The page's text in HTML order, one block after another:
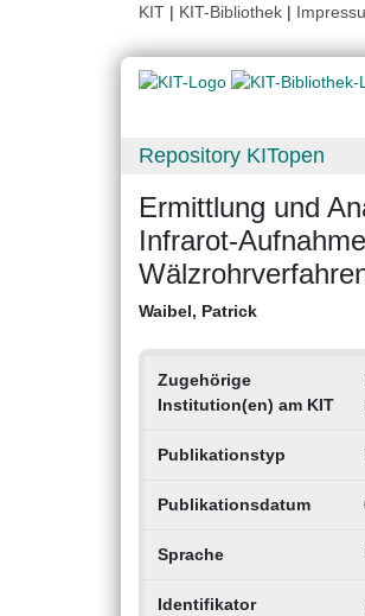
KIT | KIT-Bibliothek |
Repository KITopen
Ermittlung und
Infrarot-
Waibel, Patrick
Zugehörige
Institution(en) am KIT
Publikationstyp
Publikationsdatum
Sprache
Identifikator